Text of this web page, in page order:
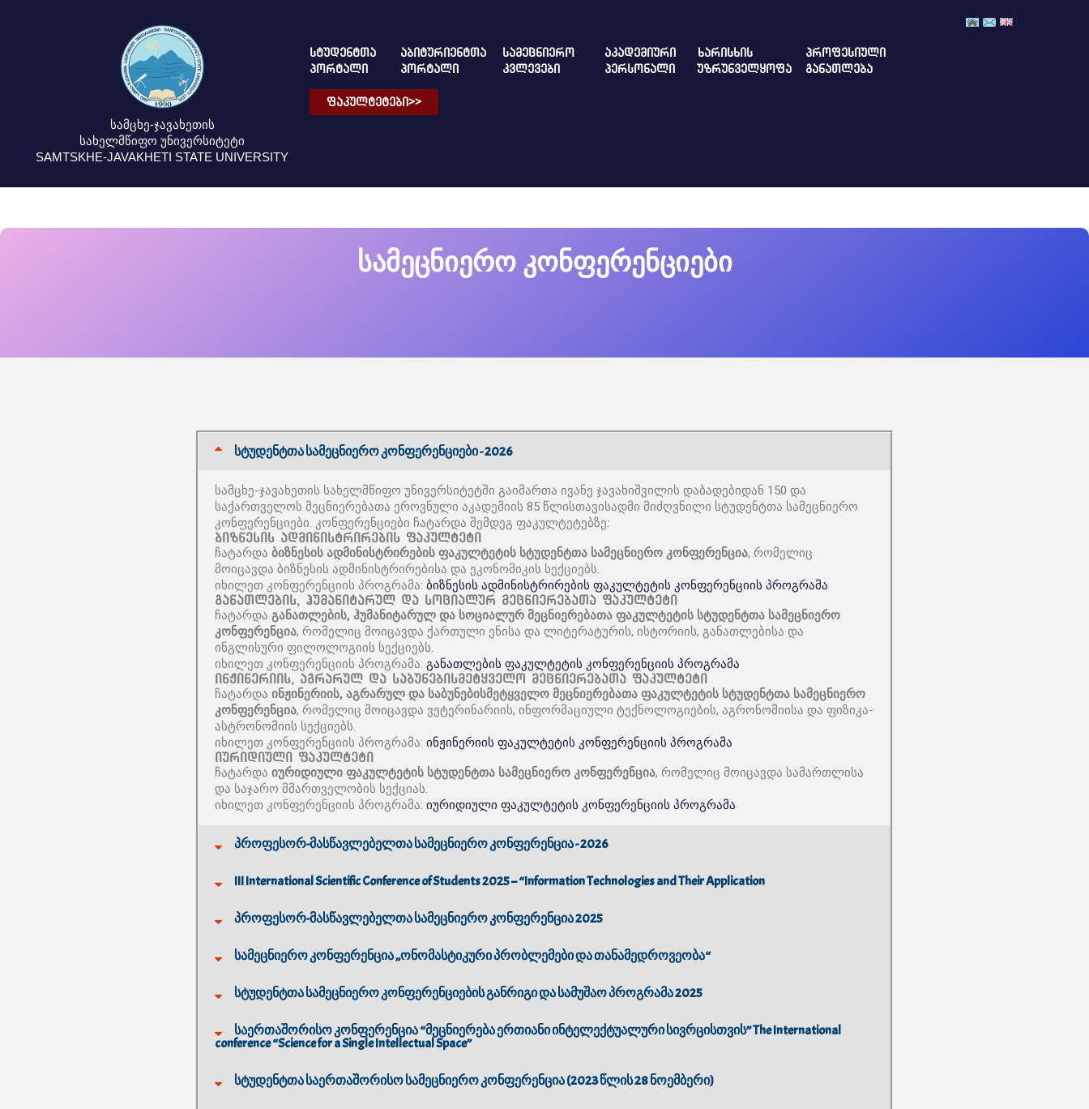
სამცხე-ჯავახეთის
სახელმწიფო უნივერსიტეტი
SAMTSKHE-JAVAKHETI STATE UNIVERSITY
ᲡᲢᲣᲓᲔᲜᲢᲗᲐ
ᲞᲝᲠᲢᲐᲚᲘ
ᲐᲑᲘᲢᲣᲠᲘᲔᲜᲢᲗᲐ
ᲞᲝᲠᲢᲐᲚᲘ
ᲡᲐᲛᲔᲪᲜᲘᲔᲠᲝ
ᲙᲕᲚᲔᲕᲔᲑᲘ
ᲐᲙᲐᲓᲔᲛᲘᲣᲠᲘ
ᲞᲔᲠᲡᲝᲜᲐᲚᲘ
ᲮᲐᲠᲘᲡᲮᲘᲡ
ᲣᲖᲠᲣᲜᲕᲔᲚᲧᲝᲤᲐ
ᲞᲠᲝᲤᲔᲡᲘᲣᲚᲘ
ᲒᲐᲜᲐᲗᲚᲔᲑᲐ
ᲤᲐᲙᲣᲚᲢᲔᲢᲔᲑᲘ>>
სამეცნიერო კონფერენციები
სტუდენტთა სამეცნიერო კონფერენციები - 2026
სამცხე-ჯავახეთის სახელმწიფო უნივერსიტეტში გაიმართა ივანე ჯავახიშვილის დაბადებიდან 150 და
საქართველოს მეცნიერებათა ეროვნული აკადემიის 85 წლისთავისადმი მიძღვნილი სტუდენტთა სამეცნიერო
კონფერენციები. კონფერენციები ჩატარდა შემდეგ ფაკულტეტებზე:
ბიზნესის ადმინისტრირების ფაკულტეტი
ჩატარდა ბიზნესის ადმინისტრირების ფაკულტეტის სტუდენტთა სამეცნიერო კონფერენცია, რომელიც
მოიცავდა ბიზნესის ადმინისტრირებისა და ეკონომიკის სექციებს.
იხილეთ კონფერენციის პროგრამა: ბიზნესის ადმინისტრირების ფაკულტეტის კონფერენციის პროგრამა
განათლების, ჰუმანიტარულ და სოციალურ მეცნიერებათა ფაკულტეტი
ჩატარდა განათლების, ჰუმანიტარულ და სოციალურ მეცნიერებათა ფაკულტეტის სტუდენტთა სამეცნიერო
კონფერენცია, რომელიც მოიცავდა ქართული ენისა და ლიტერატურის, ისტორიის, განათლებისა და
ინგლისური ფილოლოგიის სექციებს.
იხილეთ კონფერენციის პროგრამა: განათლების ფაკულტეტის კონფერენციის პროგრამა
ინჟინერიის, აგრარულ და საბუნებისმეტყველო მეცნიერებათა ფაკულტეტი
ჩატარდა ინჟინერიის, აგრარულ და საბუნებისმეტყველო მეცნიერებათა ფაკულტეტის სტუდენტთა სამეცნიერო
კონფერენცია, რომელიც მოიცავდა ვეტერინარიის, ინფორმაციული ტექნოლოგიების, აგრონომიისა და ფიზიკა-
ასტრონომიის სექციებს.
იხილეთ კონფერენციის პროგრამა: ინჟინერიის ფაკულტეტის კონფერენციის პროგრამა
იურიდიული ფაკულტეტი
ჩატარდა იურიდიული ფაკულტეტის სტუდენტთა სამეცნიერო კონფერენცია, რომელიც მოიცავდა სამართლისა
და საჯარო მმართველობის სექციას.
იხილეთ კონფერენციის პროგრამა: იურიდიული ფაკულტეტის კონფერენციის პროგრამა
პროფესორ-მასწავლებელთა სამეცნიერო კონფერენცია - 2026
III International Scientific Conference of Students 2025 – “Information Technologies and Their Application
პროფესორ-მასწავლებელთა სამეცნიერო კონფერენცია 2025
სამეცნიერო კონფერენცია „ონომასტიკური პრობლემები და თანამედროვეობა“
სტუდენტთა სამეცნიერო კონფერენციების განრიგი და სამუშაო პროგრამა 2025
საერთაშორისო კონფერენცია “მეცნიერება ერთიანი ინტელექტუალური სივრცისთვის” The International
conference “Science for a Single Intellectual Space”
სტუდენტთა საერთაშორისო სამეცნიერო კონფერენცია (2023 წლის 28 ნოემბერი)